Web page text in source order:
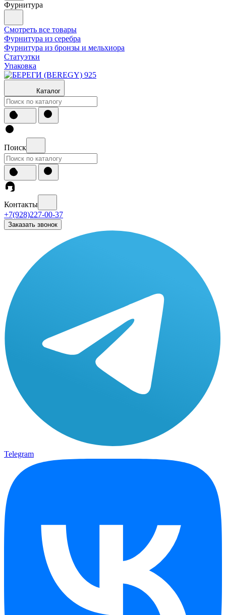
Фурнитура
Смотреть все товары
Фурнитура из серебра
Фурнитура из бронзы и мельхиора
Статуэтки
Упаковка
Каталог
Поиск
Контакты
+7(928)227-00-37
Заказать звонок
Telegram